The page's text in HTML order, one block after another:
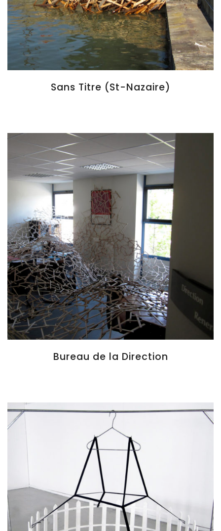
Sans Titre (St-Nazaire)
Bureau de la Direction